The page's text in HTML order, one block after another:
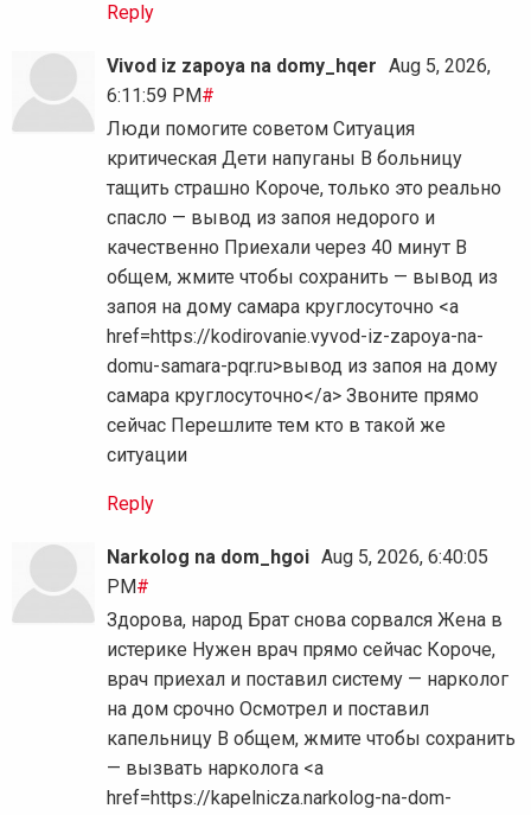
Reply
Vivod iz zapoya na domy_hqer Aug 5, 2026,
6:11:59 PM#
Люди помогите советом Ситуация
критическая Дети напуганы В больницу
тащить страшно Короче, только это реально
спасло — вывод из запоя недорого и
качественно Приехали через 40 минут В
общем, жмите чтобы сохранить — вывод из
запоя на дому самара круглосуточно <a
href=https://kodirovanie.vyvod-iz-zapoya-na-
domu-samara-pqr.ru>вывод из запоя на дому
самара круглосуточно</a> Звоните прямо
сейчас Перешлите тем кто в такой же
ситуации
Reply
Narkolog na dom_hgoi Aug 5, 2026, 6:40:05
PM#
Здорова, народ Брат снова сорвался Жена в
истерике Нужен врач прямо сейчас Короче,
врач приехал и поставил систему — нарколог
на дом срочно Осмотрел и поставил
капельницу В общем, жмите чтобы сохранить
— вызвать нарколога <a
href=https://kapelnicza.narkolog-na-dom-